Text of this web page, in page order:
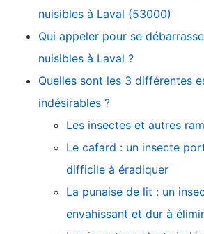
nuisibles à Laval (53000)
Qui appeler pour se
nuisibles à Laval ?
Quelles sont les 3 différentes
indésirables ?
Les insectes et autres
Le cafard : un insecte
difficile à éradiquer
La punaise de lit : un
envahissant et dur à